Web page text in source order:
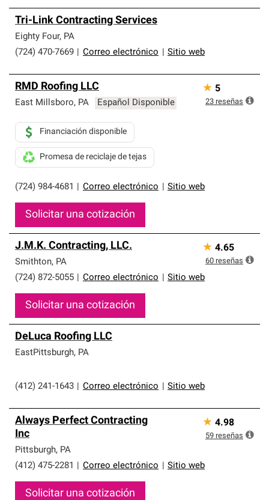
Tri-Link Contracting Services
Eighty Four, PA
(724) 470-7669
Correo electrónico Sitio web
RMD Roofing LLC
East Millsboro, PA Español Disponible
(724) 984-4681 Correo electrónico Sitio web
Financiación disponible
Promesa de reciclaje de tejas
Solicitar una cotización
★ 5
23 reseñas
J.M.K. Contracting, LLC.
Smithton, PA
(724) 872-5055
Correo electrónico Sitio web
Solicitar una cotización
★ 4.65
60 reseñas
DeLuca Roofing LLC
EastPittsburgh, PA
(412) 241-1643 Correo electrónico Sitio web
Always Perfect Contracting
Inc
Pittsburgh, PA
(412) 475-2281
Correo electrónico Sitio web
Solicitar una cotización
★ 4.98
59 reseñas